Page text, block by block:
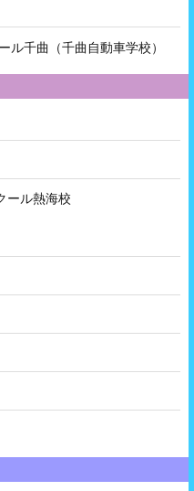
ル千曲（千曲自動車学校）
ール熱海校